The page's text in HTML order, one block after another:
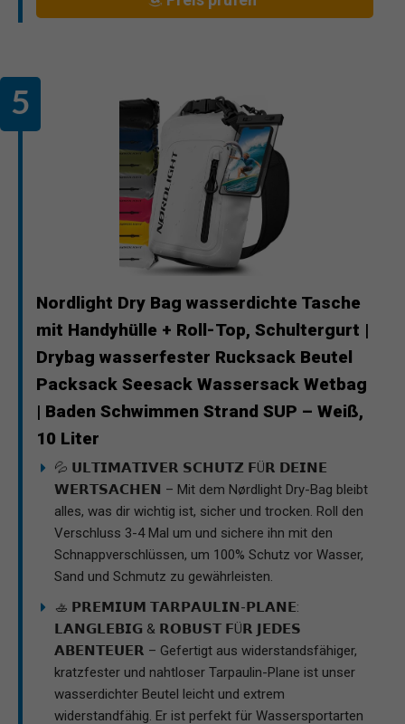
Nordlight Dry Bag wasserdichte Tasche
mit Handyhülle + Roll-Top, Schultergurt |
Drybag wasserfester Rucksack Beutel
Packsack Seesack Wassersack Wetbag
| Baden Schwimmen Strand SUP – Weiß,
10 Liter
💦 𝗨𝗟𝗧𝗜𝗠𝗔𝗧𝗜𝗩𝗘𝗥 𝗦𝗖𝗛𝗨𝗧𝗭 𝗙Ü𝗥 𝗗𝗘𝗜𝗡𝗘
𝗪𝗘𝗥𝗧𝗦𝗔𝗖𝗛𝗘𝗡 – Mit dem Nørdlight Dry-Bag bleibt
alles, was dir wichtig ist, sicher und trocken. Roll den
Verschluss 3-4 Mal um und sichere ihn mit den
Schnappverschlüssen, um 100% Schutz vor Wasser,
Sand und Schmutz zu gewährleisten.
🚣 𝗣𝗥𝗘𝗠𝗜𝗨𝗠 𝗧𝗔𝗥𝗣𝗔𝗨𝗟𝗜𝗡-𝗣𝗟𝗔𝗡𝗘:
𝗟𝗔𝗡𝗚𝗟𝗘𝗕𝗜𝗚 & 𝗥𝗢𝗕𝗨𝗦𝗧 𝗙Ü𝗥 𝗝𝗘𝗗𝗘𝗦
𝗔𝗕𝗘𝗡𝗧𝗘𝗨𝗘𝗥 – Gefertigt aus widerstandsfähiger,
kratzfester und nahtloser Tarpaulin-Plane ist unser
wasserdichter Beutel leicht und extrem
widerstandfähig. Er ist perfekt für Wassersportarten